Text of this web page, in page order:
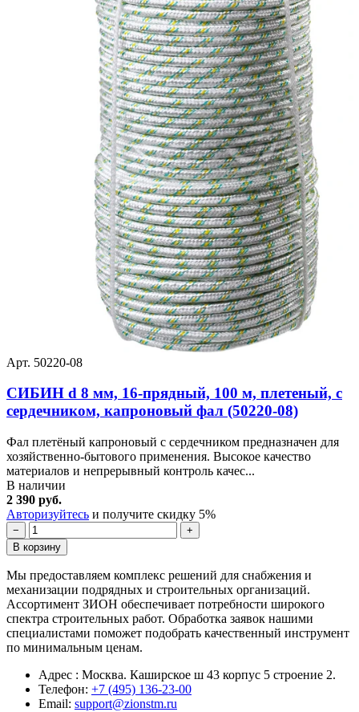
Арт. 50220-08
СИБИН d 8 мм, 16-прядный, 100 м, плетеный, с
сердечником, капроновый фал (50220-08)
Фал плетёный капроновый с сердечником предназначен для
хозяйственно-бытового применения. Высокое качество
материалов и непрерывный контроль качес...
В наличии
2 390 руб.
Авторизуйтесь и получите скидку 5%
−
+
В корзину
Мы предоставляем комплекс решений для снабжения и
механизации подрядных и строительных организаций.
Ассортимент ЗИОН обеспечивает потребности широкого
спектра строительных работ. Обработка заявок нашими
специалистами поможет подобрать качественный инструмент
по минимальным ценам.
Адрес : Москва. Каширское ш 43 корпус 5 строение 2.
Телефон: +7 (495) 136-23-00
Email: support@zionstm.ru